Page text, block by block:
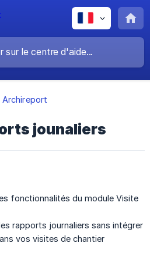
jounaliers
fonctionnalités du module Visite
rapports journaliers sans intégrer
vos visites de chantier